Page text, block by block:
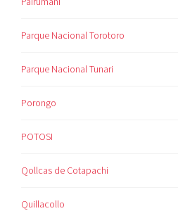
Parque Nacional Torotoro
Parque Nacional Tunari
Porongo
POTOSI
Qollcas de Cotapachi
Quillacollo